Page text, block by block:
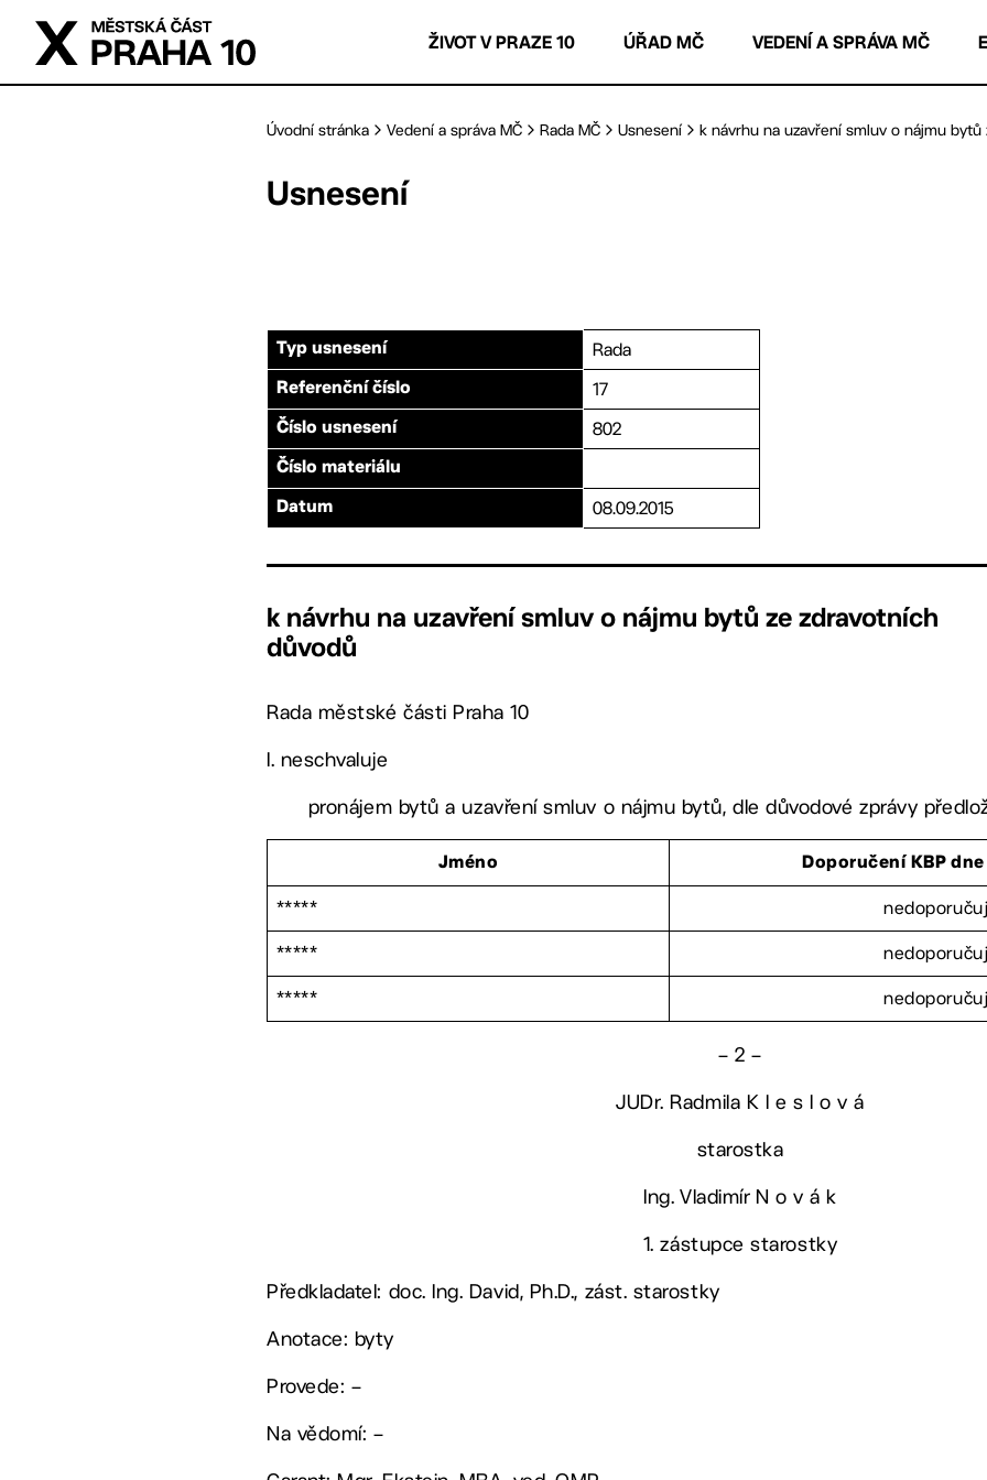
Přejít na hlavní obsah
ŽIVOT V PRAZE 10 ÚŘAD MČ VEDENÍ A SPRÁVA MČ
Úvodní stránka Vedení a správa MČ Rada MČ Usnesení k návrhu na uzavření smluv o nájmu bytů
Usnesení
Typ usnesení Rada
Referenční číslo 17
Číslo usnesení 802
Číslo materiálu
Datum 08.09.2015
k návrhu na uzavření smluv o nájmu bytů ze zdravotních
důvodů
Rada městské části Praha 10
I. neschvaluje
pronájem bytů a uzavření smluv o nájmu bytů, dle důvodové zprávy
Jméno Doporučení KBP dne
*****
*****
*****
– 2 –
JUDr. Radmila K l e s l o v á
starostka
Ing. Vladimír N o v á k
1. zástupce starostky
Předkladatel: doc. Ing. David, Ph.D., zást. starostky
Anotace: byty
Provede: –
Na vědomí: –